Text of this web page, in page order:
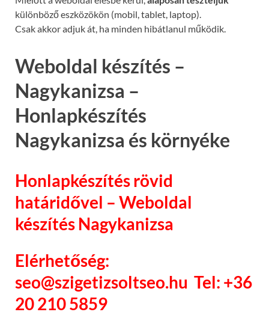
különböző eszközökön (mobil, tablet, laptop).
Csak akkor adjuk át, ha minden hibátlanul működik.
Weboldal készítés –
Nagykanizsa –
Honlapkészítés
Nagykanizsa és környéke
Honlapkészítés rövid
határidővel – Weboldal
készítés Nagykanizsa
Elérhetőség:
seo@szigetizsoltseo.hu Tel: +36
20 210 5859